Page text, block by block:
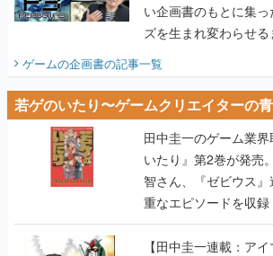
い企画書のもとに集っ
ズを生まれ変わらせ
ゲームの企画書の記事一覧
若ゲのいたり〜ゲームクリエイターの
田中圭一のゲーム業
いたり』第2巻が発売
智さん、『ゼビウス
重なエピソードを収録
【田中圭一連載：アイマ